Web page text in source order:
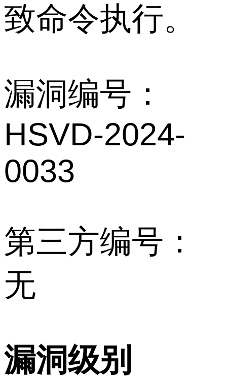
致命令执行。
漏洞编号：
HSVD-2024-
0033
第三方编号：
无
漏洞级别